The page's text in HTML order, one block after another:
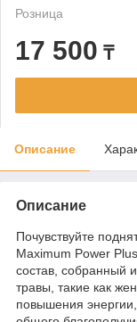
Розница
17 500 ₸
Описание
Описание
Почувствуйте
Maximum Power
состав, собранный
травы, такие как
повышения